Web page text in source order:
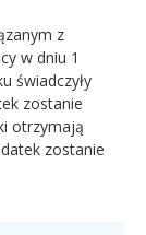
z
w dniu 1
świadczyły
zostanie
otrzymają
zostanie